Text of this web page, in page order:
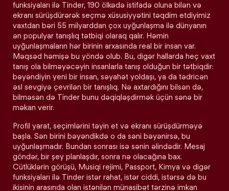
funksiyaları ilə Tinder, 190 ölkədə istifadə oluna bilən və
ekranı sürüşdürərək seçmə xüsusiyyətini təqdim etdiyimiz
vaxtdan bəri 55 milyarddan çox uyğunlaşma ilə dünyanın
ən populyar tanışlıq tətbiqi olaraq qalır. Həmin
uyğunlaşmaların hər birinin arxasında real bir insan var.
Məqsəd həmişə bu yöndə olub. Bu, digər hallarda heç vaxt
tanış ola bilməyəcəyin insanlarla tanış olduğun bir tətbiqdir:
bəyəndiyin yeni bir insan, səyahət yoldaşı, ya da tədricən
əsl sevgiyə çevrilən bir tanışlıq. Nə axtardığını bilsən də,
bilməsən də Tinder bunu dəqiqləşdirmək üçün sənə bir
məkan verir.
Profil yarat, seçimlərini təyin et və ekranı sürüşdürməyə
başla. Sən birini bəyəndikdə o da səni bəyənirsə, bu
uyğunlaşmadır. Bundan sonrası isə sənin əlindədir. Mesaj
göndər, bir şey planlaşdır, sonra nə olacağına bax.
Cütlüklərin görüşü, Musiqi rejimi, Passport, Kimya və digər
funksiyaları ilə Tinder istər rahat, istər ciddi, istərsə də bu
ikisinin arasında olan istənilən münasibət tərzinə imkan